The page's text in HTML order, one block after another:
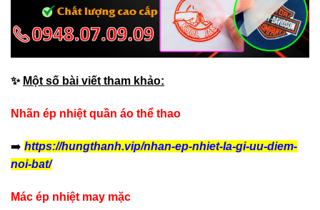
✨ Một số bài viết tham khảo:
Nhãn ép nhiệt quần áo thể thao
➡️ https://hungthanh.vip/nhan-ep-nhiet-la-gi-uu-diem-
noi-bat/
Mác ép nhiệt may mặc